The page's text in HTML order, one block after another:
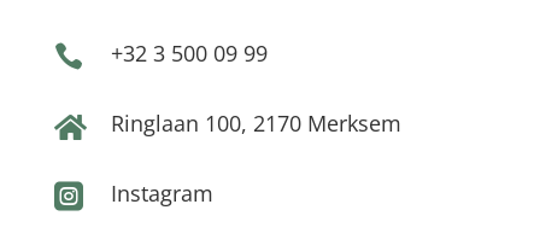
 +32 3 500 09 99
 Ringlaan 100, 2170 Merksem
 Instagram